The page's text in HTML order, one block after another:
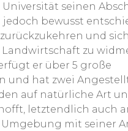
seinen
bewusst
und
zu
er über 5 große
und hat zwei
auf natürliche Art
letztendlich auch
Umgebung mit seiner